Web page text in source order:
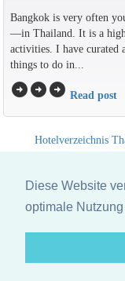
Diese Website
optimale
Bangkok is very often
—in Thailand. It is a
activities. I have curated
things to do in...
arrow_circle_rightarrow_circle_rightarrow_circle_right Read post
Hotelverzeichnis